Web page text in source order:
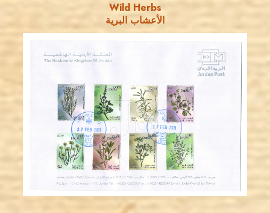
Wild Herbs
الأعشاب البرية
JS
EST. 2007